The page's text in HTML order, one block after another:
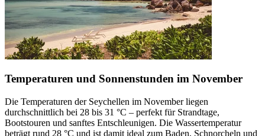
Temperaturen und Sonnenstunden im November
Die Temperaturen der Seychellen im November liegen
durchschnittlich bei 28 bis 31 °C – perfekt für Strandtage,
Bootstouren und sanftes Entschleunigen. Die Wassertemperatur
beträgt rund 28 °C und ist damit ideal zum Baden, Schnorcheln und